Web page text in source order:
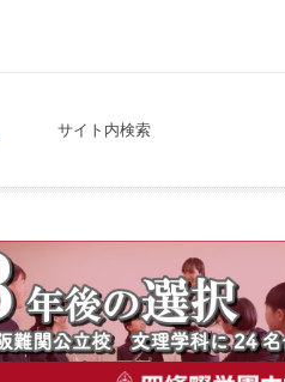
サイト内検索